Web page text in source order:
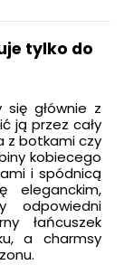
tylko do
głównie z
ją przez cały
z botkami czy
kobiecego
i spódnicą
eleganckim,
odpowiedni
łańcuszek
a charmsy